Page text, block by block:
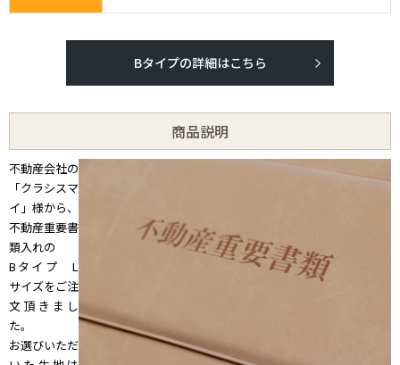
Bタイプの詳細はこちら
商品説明
不動産会社の
「クラシスマ
イ」様から、
不動産重要書
類入れの
Bタイプ L
サイズをご注
文頂きまし
た。
お選びいただ